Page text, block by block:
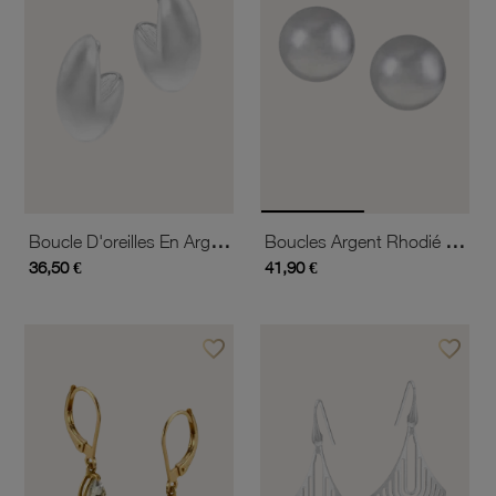
Boucle D'oreilles En Argent Rhodié
36,50 €
Boucles Argent Rhodié Boule 10mm
41,90 €
favorite_borderAjouter à vos favoris favorite_borderAjouter